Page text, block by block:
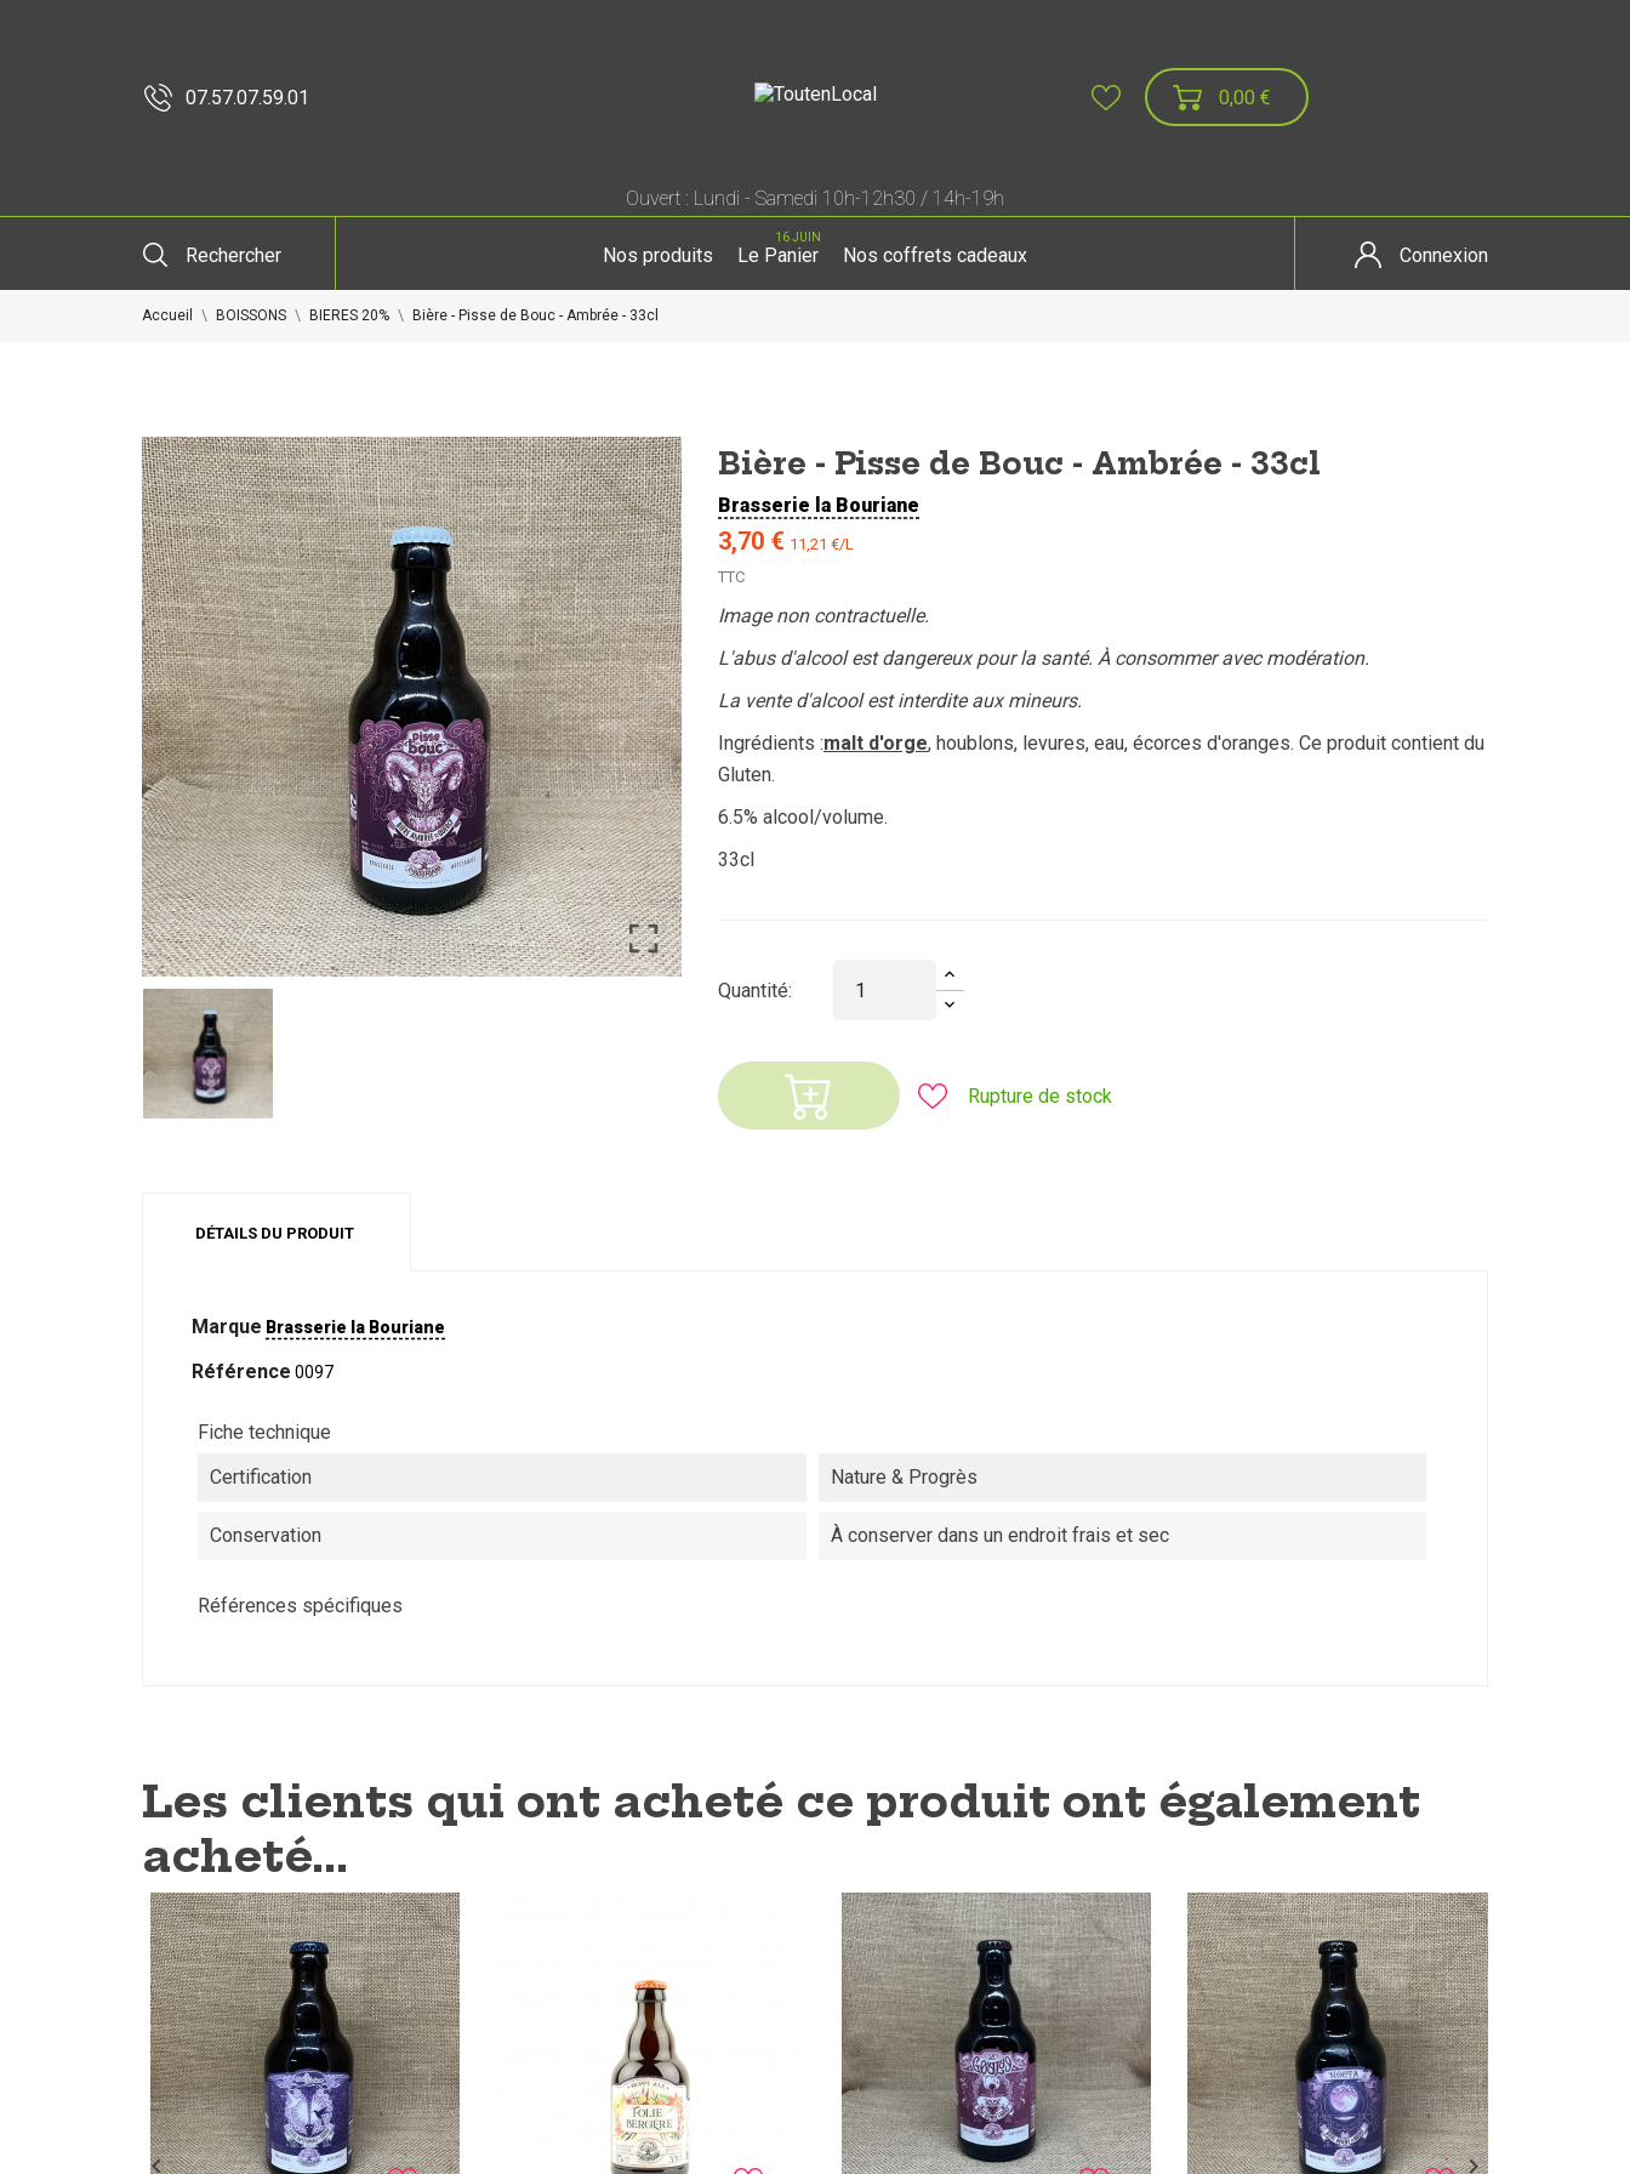
07.57.07.59.01 0,00 €
Ouvert : Lundi - Samedi 10h-12h30 / 14h-19h
Rechercher Nos produits Le Panier
16 JUIN
Nos coffrets cadeaux Connexion
Accueil BOISSONS BIERES 20% Bière - Pisse de Bouc - Ambrée - 33cl
Bière - Pisse de Bouc - Ambrée - 33cl
Brasserie la Bouriane
3,70 € 11,21 €/L
TTC
Image non contractuelle.
L'abus d'alcool est dangereux pour la santé. À consommer avec modération.
La vente d'alcool est interdite aux mineurs.
Ingrédients :malt d'orge, houblons, levures, eau, écorces d'oranges. Ce produit contient du
Gluten.
6.5% alcool/volume.
33cl
Quantité:
Rupture de stock
DÉTAILS DU PRODUIT
Marque Brasserie la Bouriane
Référence 0097
Fiche technique
Certification
Nature & Progrès
Conservation À conserver dans un endroit frais et sec
Références spécifiques
Les clients qui ont acheté ce produit ont également
acheté...
 